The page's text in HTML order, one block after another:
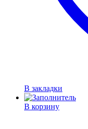
В закладки
В корзину